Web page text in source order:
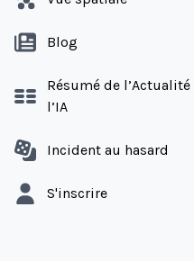
Blog
Résumé de
l’IA
Incident au hasard
S'inscrire